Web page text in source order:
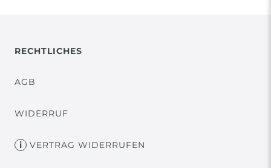
RECHTLICHES
AGB
WIDERRUF
VERTRAG WIDERRUFEN